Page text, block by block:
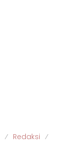
Redaksi